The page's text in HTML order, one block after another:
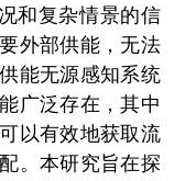
和复杂情景的信
外部供能，无法
能无源感知系统
广泛存在，其中
以有效地获取流
。本研究旨在探